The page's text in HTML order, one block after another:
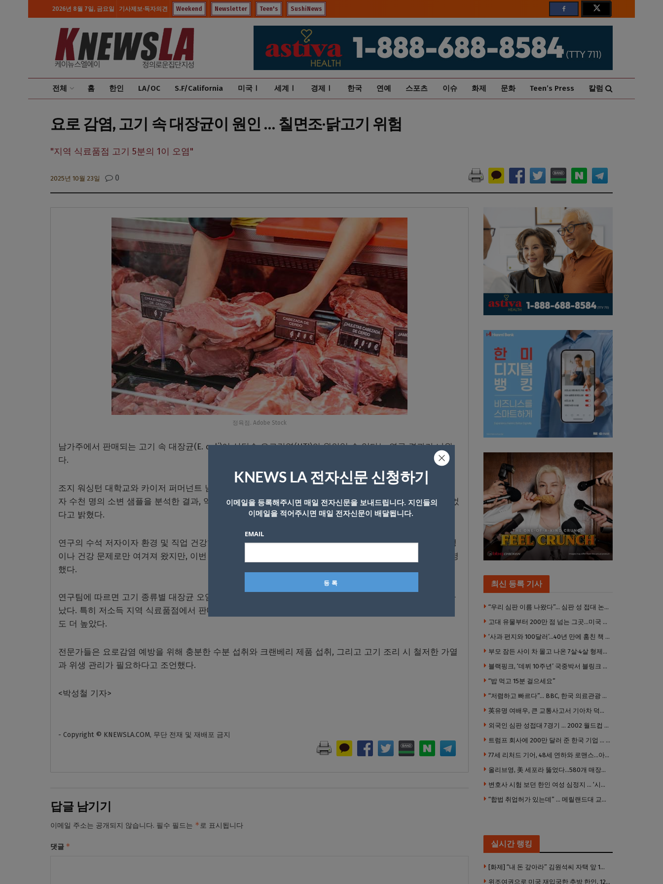
2026년 8월 7일, 금요일 기사제보·독자의견 Weekend Newsletter Teen's SushiNews
전체 홈 한인 LA/OC S.F/California 미국Ⅰ 세계Ⅰ 경제Ⅰ 한국 연예 스포츠 이슈 화제 문화 Teen’s Press 칼럼
요로 감염, 고기 속 대장균이 원인 … 칠면조·닭고기 위험
"지역 식료품점 고기 5분의 1이 오염"
2025년 10월 23일 0
정육점. Adobe Stock
남가주에서 판매되는 고기 속 대장균(E. coli)이 상당수 요로감염(UTI)의 원인일 수 있다는 연구 결과가 나왔
다.
조지 워싱턴 대학교와 카이저 퍼머넌트 남가주 연구진은 2017년부터 2021년 사이 남가주 지역 요로감염 환
자 수천 명의 소변 샘플을 분석한 결과, 약 18%의 감염이 지역 식품점에서 판매된 오염된 고기와 관련이 있었
다고 밝혔다.
연구의 수석 저자이자 환경 및 직업 건강학 교수인 랜스 프라이스 박사는 “요로감염은 오랫동안 개인의 위생
이나 건강 문제로만 여겨져 왔지만, 이번 연구는 그것이 식품 안전 문제이기도 하다는 점을 보여준다”고 설명
했다.
연구팀에 따르면 고기 종류별 대장균 오염률은 칠면조 82%, 닭고기 58%, 돼지고기 54%, 소고기 47%로 나타
났다. 특히 저소득 지역 식료품점에서 판매되는 고기일수록 오염률이 높았으며, 이 지역의 요로감염 발생률
도 더 높았다.
전문가들은 요로감염 예방을 위해 충분한 수분 섭취와 크랜베리 제품 섭취, 그리고 고기 조리 시 철저한 가열
과 위생 관리가 필요하다고 조언했다.
<박성철 기자>
- Copyright © KNEWSLA.COM, 무단 전재 및 재배포 금지
답글 남기기
이메일 주소는 공개되지 않습니다. 필수 필드는 *로 표시됩니다
댓글 *
최신 등록 기사
“우리 심판 이름 나왔다”… 심판 성 접대 논란에 日 축구계 발칵
고대 유물부터 200만 점 넘는 그곳…미국 최고 미술관은?
‘사과 편지와 100달러’…40년 만에 훔친 책 돌려준 절도범
부모 잠든 사이 차 몰고 나온 7살·4살 형제…보행자 덮쳐 중태
블랙핑크, ‘데뷔 10주년’ 국중박서 블링크 만난다 “섭섭함 안겨 미안”
“밥 먹고 15분 걸으세요”
“저렴하고 빠르다”… BBC, 한국 의료관광 열풍 주목
英유명 여배우, 큰 교통사고서 기아차 덕에 살았다
외국인 심판 성접대 7경기 … 2002 월드컵 4강 신화도 흔들
트럼프 회사에 200만 달러 준 한국 기업 … 민주당 뇌물의혹 조사
77세 리처드 기어, 48세 연하와 로맨스…아들과 3살 차
올리브영, 美 세포라 뚫었다…580개 매장에 ‘K뷰티에딧’ 론칭
변호사 시험 보던 한인 여성 심정지 … ‘시험장측 대응 부적절’ 소송
“합법 취업허가 있는데” … 메릴랜드대 교수, 공항서 ICE에 체포, 구금 중
실시간 랭킹
[화제] “내 돈 갚아라” 김원석씨 자택 앞 1인 광대 시위 … 한인 투자사, “108만 달러 못받아”
위조여권으로 미국 재입국한 추방 한인, 120만 달러 은행 사기 행각
KNEWS LA 전자신문 신청하기
이메일을 등록해주시면 매일 전자신문을 보내드립니다. 지인들의
이메일을 적어주시면 매일 전자신문이 배달됩니다.
EMAIL